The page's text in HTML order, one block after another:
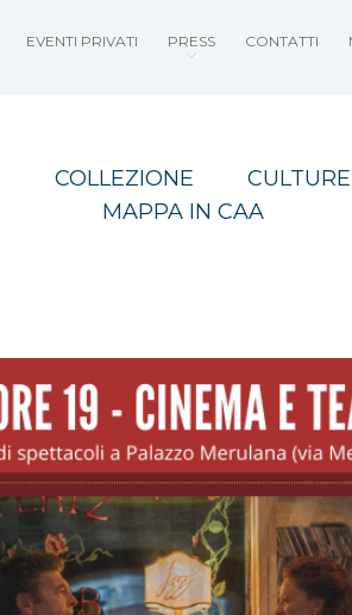
EVENTI PRIVATI PRESS CONTATTI
COLLEZIONE
MAPPA IN CAA